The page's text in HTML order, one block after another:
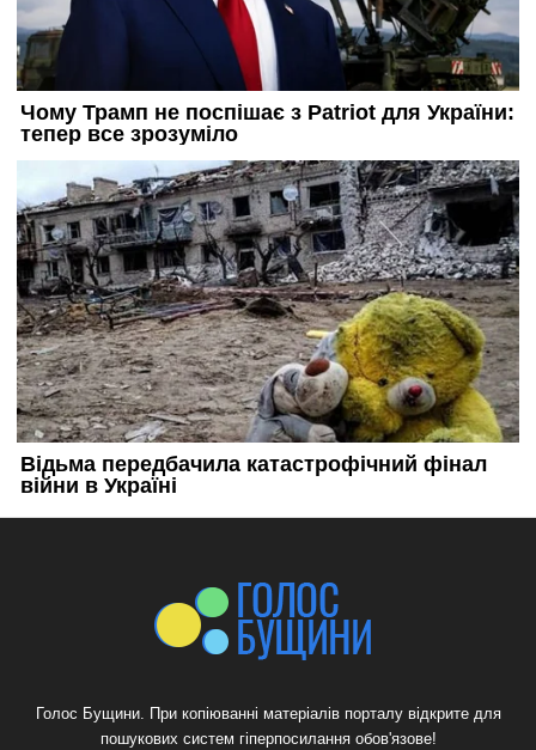
Голос Бущини. При копіюванні матеріалів порталу відкрите для
пошукових систем гіперпосилання обов'язове!